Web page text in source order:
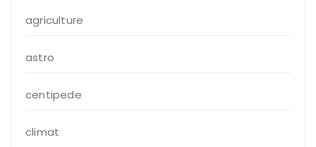
agriculture
astro
centipede
climat